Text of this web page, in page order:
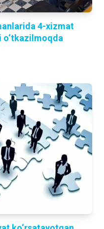
4-xizmat
o‘tkazilmoqda